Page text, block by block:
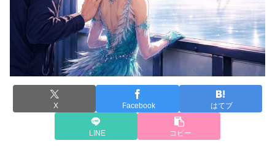
X Facebook はてブ
LINE コピー